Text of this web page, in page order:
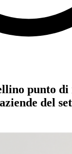
punto
del